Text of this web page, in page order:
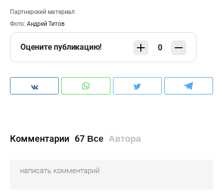
Партнерский материал
Фото: Андрей Титов
Оцените публикацию! 0
Комментарии 67 Все Автора